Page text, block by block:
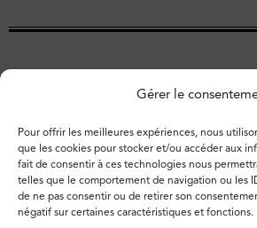
Gérer le
Pour offrir les meilleures expériences, nous
que les cookies pour stocker et/ou accéder aux
fait de consentir à ces technologies nous
telles que le comportement de navigation ou les
de ne pas consentir ou de retirer son
négatif sur certaines caractéristiques et fonctions.
© 2026 – Espace de libertés. Tous